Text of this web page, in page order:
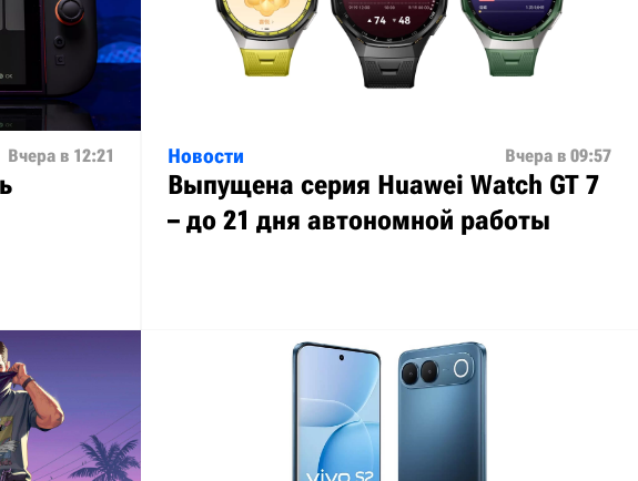
Вчера в 12:21 Новости Вчера в 09:57
Выпущена серия Huawei Watch GT 7
– до 21 дня автономной работы